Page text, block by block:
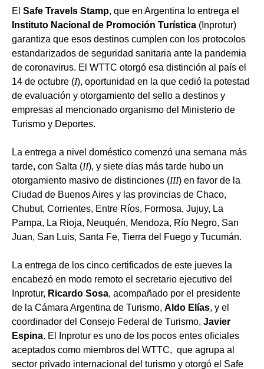
El Safe Travels Stamp, que en Argentina lo entrega el
Instituto Nacional de Promoción Turística (Inprotur)
garantiza que esos destinos cumplen con los protocolos
estandarizados de seguridad sanitaria ante la pandemia
de coronavirus. El WTTC otorgó esa distinción al país el
14 de octubre (I), oportunidad en la que cedió la potestad
de evaluación y otorgamiento del sello a destinos y
empresas al mencionado organismo del Ministerio de
Turismo y Deportes.
La entrega a nivel doméstico comenzó una semana más
tarde, con Salta (II), y siete días más tarde hubo un
otorgamiento masivo de distinciones (III) en favor de la
Ciudad de Buenos Aires y las provincias de Chaco,
Chubut, Corrientes, Entre Ríos, Formosa, Jujuy, La
Pampa, La Rioja, Neuquén, Mendoza, Río Negro, San
Juan, San Luis, Santa Fe, Tierra del Fuego y Tucumán.
La entrega de los cinco certificados de este jueves la
encabezó en modo remoto el secretario ejecutivo del
Inprotur, Ricardo Sosa, acompañado por el presidente
de la Cámara Argentina de Turismo, Aldo Elías, y el
coordinador del Consejo Federal de Turismo, Javier
Espina. El Inprotur es uno de los pocos entes oficiales
aceptados como miembros del WTTC, que agrupa al
sector privado internacional del turismo y otorgó el Safe